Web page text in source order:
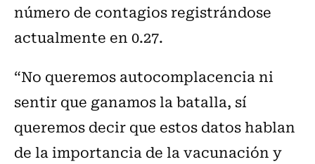
número de contagios registrándose
actualmente en 0.27.
“No queremos autocomplacencia ni
sentir que ganamos la batalla, sí
queremos decir que estos datos hablan
de la importancia de la vacunación y